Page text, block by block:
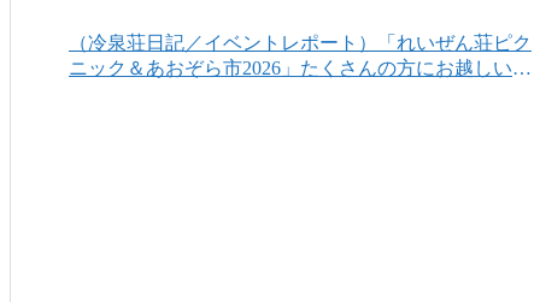
（冷泉荘日記／イベントレポート）「れいぜん荘ピク
ニック＆あおぞら市2026」たくさんの方にお越しいた